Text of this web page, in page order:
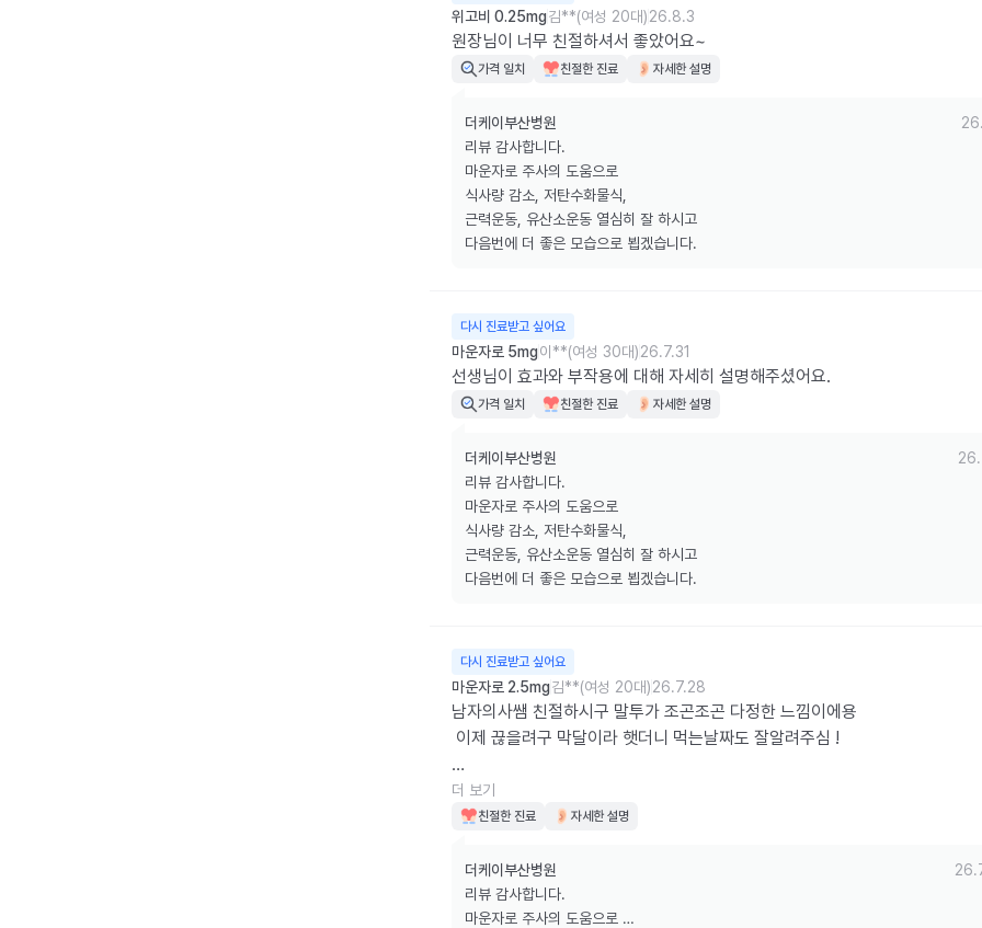
위고비 0.25mg김**(여성 20대)26.8.3
원장님이 너무 친절하셔서 좋았어요~
가격 일치 친절한 진료 자세한 설명
더케이부산병원
리뷰 감사합니다.
마운자로 주사의 도움으로
식사량 감소, 저탄수화물식,
근력운동, 유산소운동 열심히 잘 하시고
다음번에 더 좋은 모습으로 뵙겠습니다.
다시 진료받고 싶어요
마운자로 5mg이**(여성 30대)26.7.31
선생님이 효과와 부작용에 대해 자세히 설명해주셨어요.
가격 일치 친절한 진료 자세한 설명
더케이부산병원
리뷰 감사합니다.
마운자로 주사의 도움으로
식사량 감소, 저탄수화물식,
근력운동, 유산소운동 열심히 잘 하시고
다음번에 더 좋은 모습으로 뵙겠습니다.
다시 진료받고 싶어요
마운자로 2.5mg김**(여성 20대)26.7.28
남자의사쌤 친절하시구 말투가 조곤조곤 다정한 느낌이에용
이제 끊을려구 막달이라 햇더니 먹는날짜도 잘알려주심 !
밑에 약국 약값 적혀있는거보다 싸요  근데 알코올솜이랑 보냉백을 안챙겨주
른데는 챙겨주던뎅 밖에 개더운데 ㅠ 약  상할까봐 겁내 빨리 집으로 돌아갔
담에 또 약먹게되면 갈거에용 ~!~!
더 보기
친절한 진료 자세한 설명
더케이부산병원
리뷰 감사합니다.
마운자로 주사의 도움으로